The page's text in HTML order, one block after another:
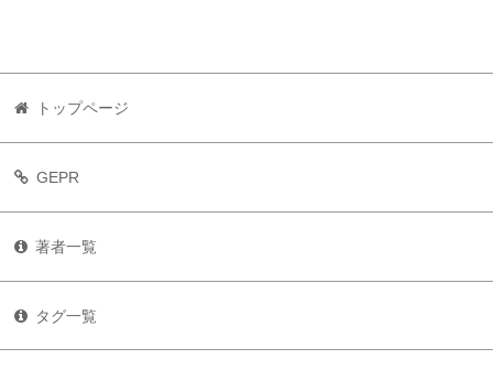
トップページ
GEPR
著者一覧
タグ一覧